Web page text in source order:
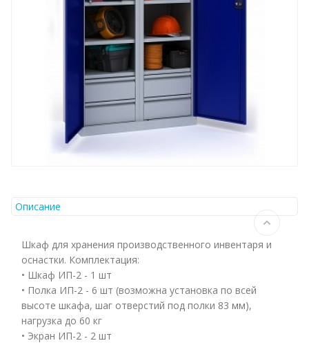
Описание
Шкаф для хранения производственного инвентаря и
оснастки. Комплектация:
• Шкаф ИП-2 - 1 шт
• Полка ИП-2 - 6 шт (возможна установка по всей
высоте шкафа, шаг отверстий под полки 83 мм),
нагрузка до 60 кг
• Экран ИП-2 - 2 шт